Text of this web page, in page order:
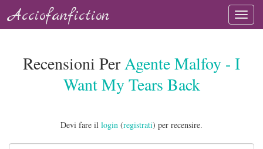
Acciofanfiction
Recensioni PerAgente Malfoy - I
Want My Tears Back
Devi fare il login (registrati) per recensire.